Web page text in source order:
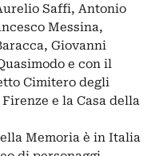
Saffi, Antonio
Messina,
Giovanni
e con il
Cimitero degli
e la Casa della
Memoria è in Italia